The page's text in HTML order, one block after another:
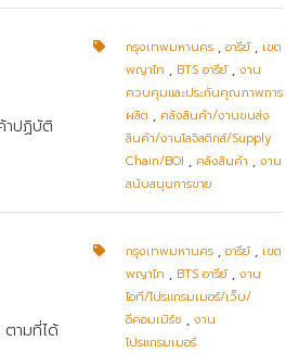
าปฏิบัติ
กรุงเทพมหานคร ,อารีย์, เขต
พญาไท , BTS อารีย์,งาน
ควบคุมและประกันคุณภาพการ
ผลิต , คลังสินค้า/งานขนส่ง
สินค้า/งานโลจิสติกส์/Supply
Chain/BOI , คลังสินค้า ,งาน
สนับสนุนการขาย
ามที่ได้
กรุงเทพมหานคร ,อารีย์, เขต
พญาไท , BTS อารีย์,งาน
ไอที/โปรแกรมเมอร์/เว็บ/
อีคอมเมิร์ซ ,งาน
โปรแกรมเมอร์